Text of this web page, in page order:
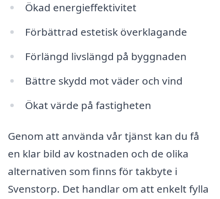
Ökad energieffektivitet
Förbättrad estetisk överklagande
Förlängd livslängd på byggnaden
Bättre skydd mot väder och vind
Ökat värde på fastigheten
Genom att använda vår tjänst kan du få
en klar bild av kostnaden och de olika
alternativen som finns för takbyte i
Svenstorp. Det handlar om att enkelt fylla